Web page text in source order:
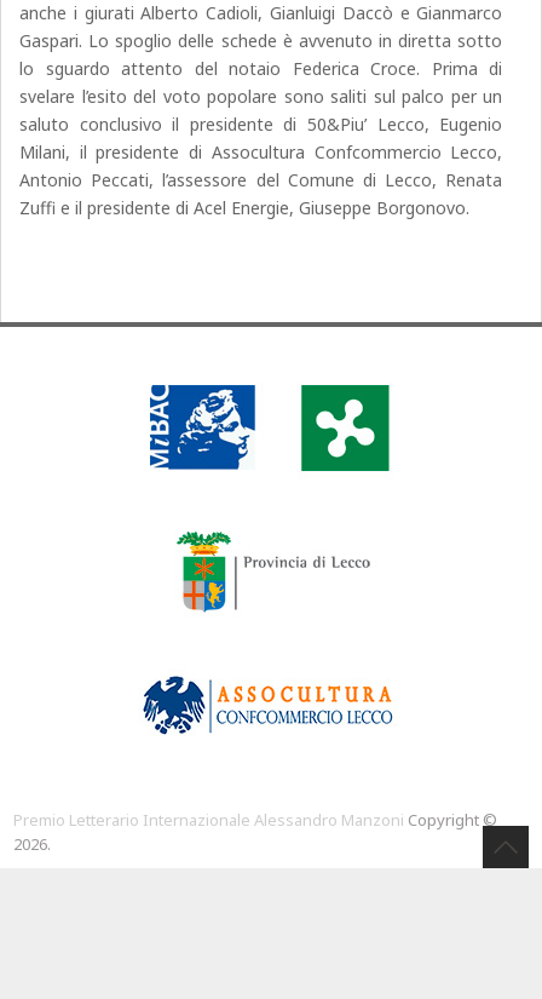
anche i giurati Alberto Cadioli, Gianluigi Daccò e Gianmarco
Gaspari. Lo spoglio delle schede è avvenuto in diretta sotto
lo sguardo attento del notaio Federica Croce. Prima di
svelare l’esito del voto popolare sono saliti sul palco per un
saluto conclusivo il presidente di 50&Piu’ Lecco, Eugenio
Milani, il presidente di Assocultura Confcommercio Lecco,
Antonio Peccati, l’assessore del Comune di Lecco, Renata
Zuffi e il presidente di Acel Energie, Giuseppe Borgonovo.
Premio Letterario Internazionale Alessandro Manzoni Copyright ©
2026.